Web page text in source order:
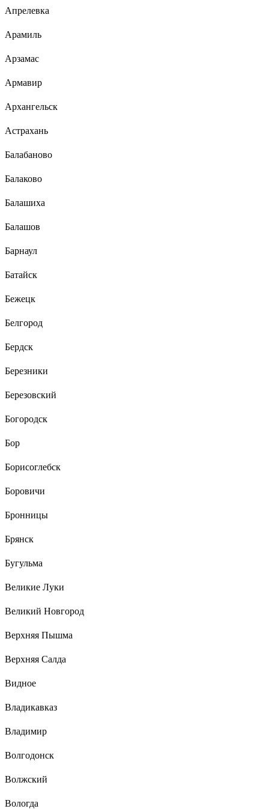
Апрелевка
Арамиль
Арзамас
Армавир
Архангельск
Астрахань
Балабаново
Балаково
Балашиха
Балашов
Барнаул
Батайск
Бежецк
Белгород
Бердск
Березники
Березовский
Богородск
Бор
Борисоглебск
Боровичи
Бронницы
Брянск
Бугульма
Великие Луки
Великий Новгород
Верхняя Пышма
Верхняя Салда
Видное
Владикавказ
Владимир
Волгодонск
Волжский
Вологда